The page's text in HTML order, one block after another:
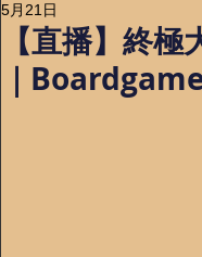
【直播】終
｜
5月21日